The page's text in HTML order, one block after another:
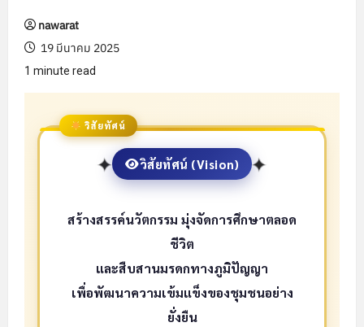
nawarat
19 มีนาคม 2025
1 minute read
วิสัยทัศน์
✦ วิสัยทัศน์ (Vision) ✦
สร้างสรรค์นวัตกรรม มุ่งจัดการศึกษาตลอด
ชีวิต
และสืบสานมรดกทางภูมิปัญญา
เพื่อพัฒนาความเข้มแข็งของชุมชนอย่าง
ยั่งยืน